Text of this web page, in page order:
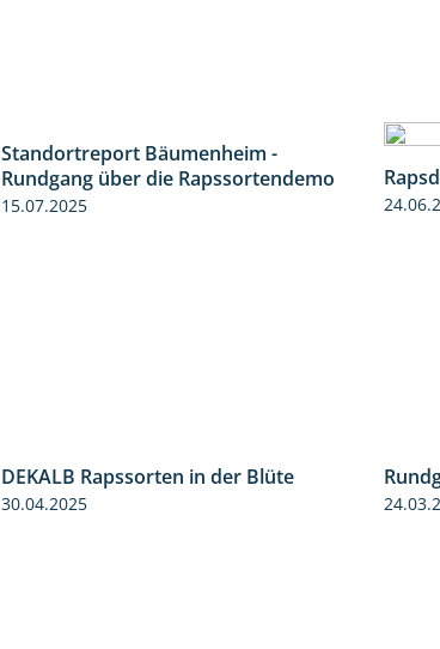
6:03
Standortreport Bäumenheim -
Rundgang über die Rapssortendemo
15.07.2025
DEKALB Rapssorten in der Blüte
30.04.2025